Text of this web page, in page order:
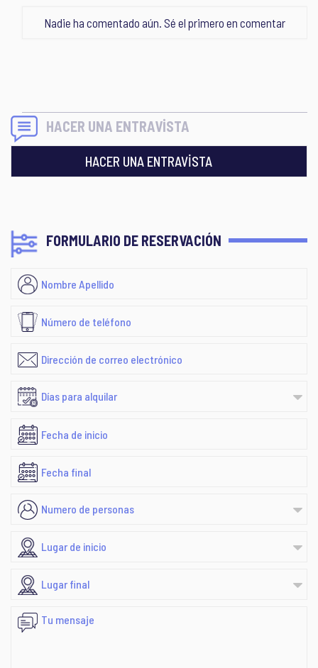
Nadie ha comentado aún. Sé el primero en comentar
HACER UNA ENTRAVİSTA
HACER UNA ENTRAVİSTA
FORMULARIO DE RESERVACIÓN